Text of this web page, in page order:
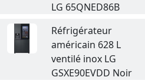
LG 65QNED86B
Réfrigérateur
américain 628 L
ventilé inox LG
GSXE90EVDD Noir